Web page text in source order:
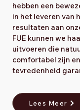
hebben een
in het leveren van
resultaten aan
FUE kunnen we
uitvoeren die
comfortabel zijn
tevredenheid
Lees Meer